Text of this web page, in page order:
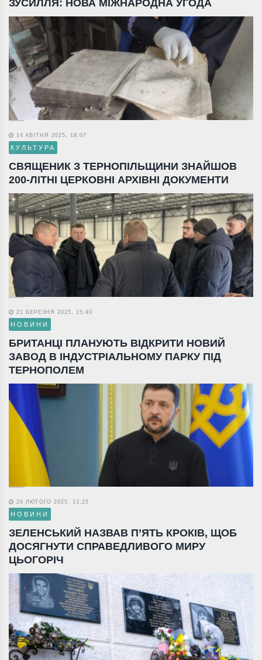
ЗУСИЛЛЯ: НОВА МІЖНАРОДНА УГОДА
14 КВІТНЯ 2025, 18:07
КУЛЬТУРА
СВЯЩЕНИК З ТЕРНОПІЛЬЩИНИ ЗНАЙШОВ
200-ЛІТНІ ЦЕРКОВНІ АРХІВНІ ДОКУМЕНТИ
21 БЕРЕЗНЯ 2025, 15:40
НОВИНИ
БРИТАНЦІ ПЛАНУЮТЬ ВІДКРИТИ НОВИЙ
ЗАВОД В ІНДУСТРІАЛЬНОМУ ПАРКУ ПІД
ТЕРНОПОЛЕМ
24 ЛЮТОГО 2025, 13:25
НОВИНИ
ЗЕЛЕНСЬКИЙ НАЗВАВ П’ЯТЬ КРОКІВ, ЩОБ
ДОСЯГНУТИ СПРАВЕДЛИВОГО МИРУ
ЦЬОГОРІЧ